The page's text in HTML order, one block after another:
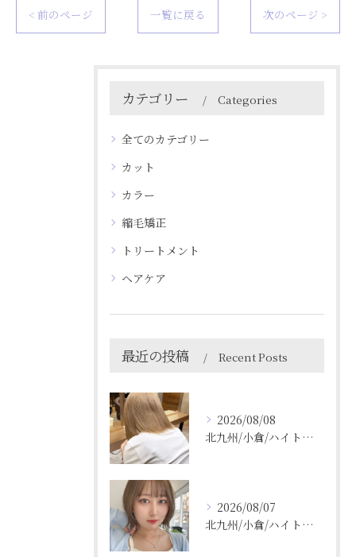
< 前のページ 一覧に戻る 次のページ >
カテゴリー Categories
全てのカテゴリー
カット
カラー
縮毛矯正
トリートメント
ヘアケア
最近の投稿 Recent Posts
2026/08/08
北九州/小倉/ハイトーン/ケアブリーチ/ブリーチカラー
2026/08/07
北九州/小倉/ハイトーン/ケアブリーチ/ブリーチカラー